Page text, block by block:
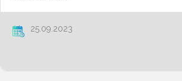
25.09.2023